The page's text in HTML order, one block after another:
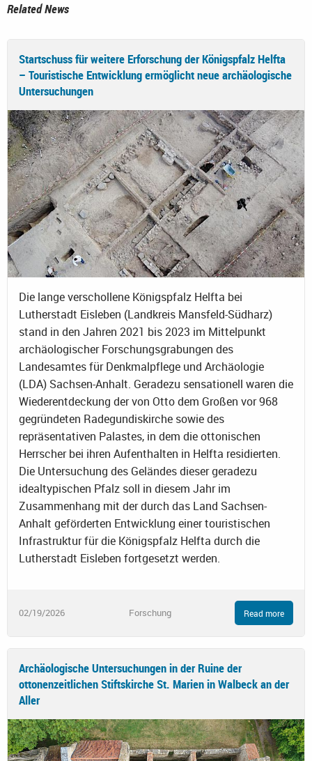
Related News
Startschuss für weitere Erforschung der Königspfalz Helfta
– Touristische Entwicklung ermöglicht neue archäologische
Untersuchungen
Die lange verschollene Königspfalz Helfta bei
Lutherstadt Eisleben (Landkreis Mansfeld-Südharz)
stand in den Jahren 2021 bis 2023 im Mittelpunkt
archäologischer Forschungsgrabungen des
Landesamtes für Denkmalpflege und Archäologie
(LDA) Sachsen-Anhalt. Geradezu sensationell waren die
Wiederentdeckung der von Otto dem Großen vor 968
gegründeten Radegundiskirche sowie des
repräsentativen Palastes, in dem die ottonischen
Herrscher bei ihren Aufenthalten in Helfta residierten.
Die Untersuchung des Geländes dieser geradezu
idealtypischen Pfalz soll in diesem Jahr im
Zusammenhang mit der durch das Land Sachsen-
Anhalt geförderten Entwicklung einer touristischen
Infrastruktur für die Königspfalz Helfta durch die
Lutherstadt Eisleben fortgesetzt werden.
02/19/2026 Forschung Read more
Archäologische Untersuchungen in der Ruine der
ottonenzeitlichen Stiftskirche St. Marien in Walbeck an der
Aller